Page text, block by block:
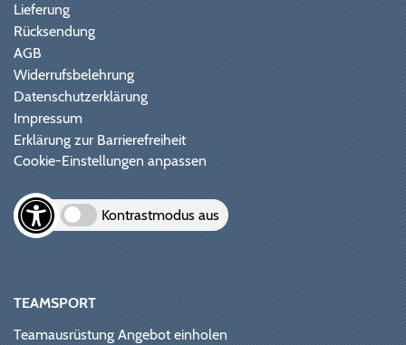
Lieferung
Rücksendung
AGB
Widerrufsbelehrung
Datenschutzerklärung
Impressum
Erklärung zur Barrierefreiheit
Cookie-Einstellungen anpassen
Kontrastmodus aus
TEAMSPORT
Teamausrüstung Angebot einholen